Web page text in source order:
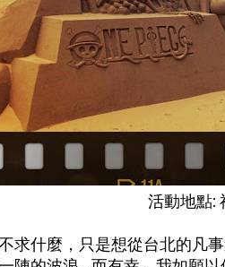
活動地點:
求什麼，只是想從台北的凡